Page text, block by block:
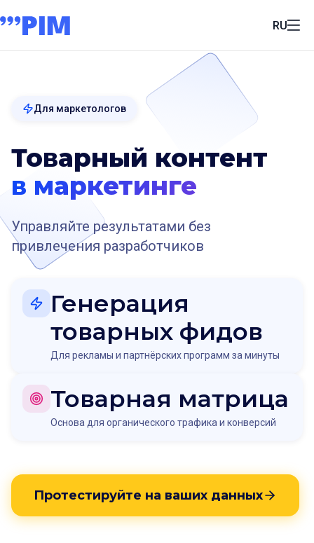
RU
Для маркетологов
Товарный контент
в маркетинге
Управляйте результатами без
привлечения разработчиков
Генерация
товарных фидов
Для рекламы и партнёрских программ за минуты
Товарная матрица
Основа для органического трафика и конверсий
Протестируйте на ваших данных